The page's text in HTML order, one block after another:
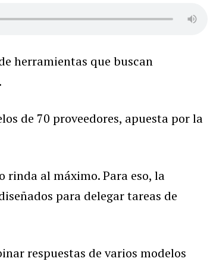
herramientas que buscan
de 70 proveedores, apuesta por la
rinda al máximo. Para eso, la
para delegar tareas de
respuestas de varios modelos